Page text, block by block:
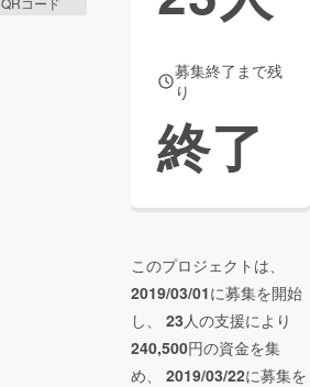
募集終了まで残
り
終了
このプロジェクトは、
2019/03/01に募集を開始
し、 23人の支援により
240,500円の資金を集
め、 2019/03/22に募集を